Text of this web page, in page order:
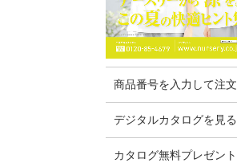
商品番号を入力して注文
デジタルカタログを見る
カタログ無料プレゼント